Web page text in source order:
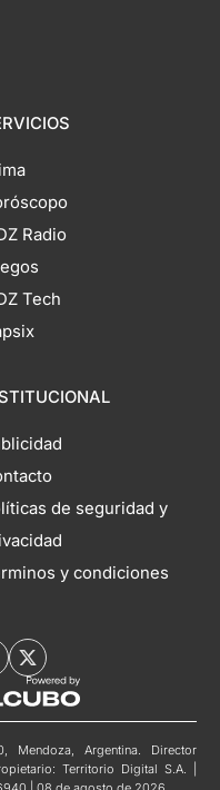
Radio
Tech
de seguridad y
y condiciones
Mendoza, Argentina. Director
Territorio Digital S.A. |